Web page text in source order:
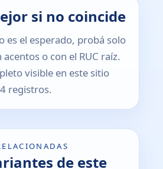
si no coincide
es el esperado, probá solo
o con el RUC raíz.
visible en este sitio
registros.
de este